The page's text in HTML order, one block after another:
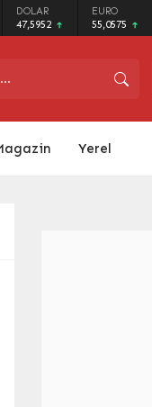
DOLAR
47,5952
EURO
55,0575
Yerel